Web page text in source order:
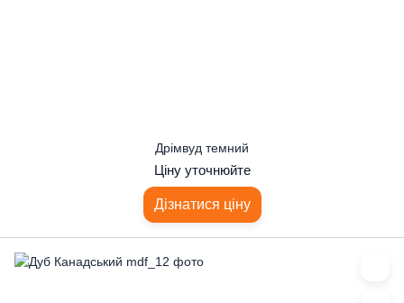
Дрімвуд темний
Ціну уточнюйте
Дізнатися ціну